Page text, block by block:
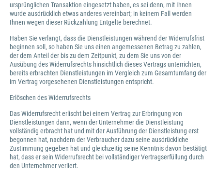
ursprünglichen Transaktion eingesetzt haben, es sei denn, mit Ihnen
wurde ausdrücklich etwas anderes vereinbart; in keinem Fall werden
Ihnen wegen dieser Rückzahlung Entgelte berechnet.
Haben Sie verlangt, dass die Dienstleistungen während der Widerrufsfrist
beginnen soll, so haben Sie uns einen angemessenen Betrag zu zahlen,
der dem Anteil der bis zu dem Zeitpunkt, zu dem Sie uns von der
Ausübung des Widerrufsrechts hinsichtlich dieses Vertrags unterrichten,
bereits erbrachten Dienstleistungen im Vergleich zum Gesamtumfang der
im Vertrag vorgesehenen Dienstleistungen entspricht.
Erlöschen des Widerrufsrechts
Das Widerrufsrecht erlischt bei einem Vertrag zur Erbringung von
Dienstleistungen dann, wenn der Unternehmer die Dienstleistung
vollständig erbracht hat und mit der Ausführung der Dienstleistung erst
begonnen hat, nachdem der Verbraucher dazu seine ausdrückliche
Zustimmung gegeben hat und gleichzeitig seine Kenntnis davon bestätigt
hat, dass er sein Widerrufsrecht bei vollständiger Vertragserfüllung durch
den Unternehmer verliert.